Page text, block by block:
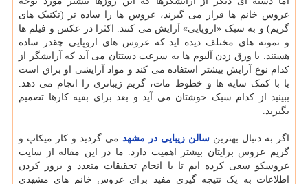
عروس خانم ها قرار می گیرند، عروس ها را ساده تر (تکنیک های
گریم) و به سبک «اروپایی» آرایش می کنند. اکثرا در عکس و فیلم ها
و نمونه های مختلف دیده اید که عروس های اروپایی چقدر ساده
هستند. با ورق زدن آلبوم ها به سرعت دستتان می آید که آرایشگر از
کدام نوع آرایش بیشتر استفاده می کند و مواد آرایشی او براق است
یا با کمک سایه ها و خطوط مات، گریم زیباتری را انجام می دهد.
ببینید از کدام سبک خوشتان می آید و بعد برای بقیه کارها تصمیم
بگیرید.
اگر به دنبال بهترین سالن زیبایی در مشهد می گردید و کار میکاپ و
گریم عروس برایتان بیشتر اهمیت دارد. ما در این مقاله از سایت
عروسکو سعی کرده ایم تا با انجام تحقیقات متعدد و بروز کردن
اطلاعات به یک نتیجه گیری مفید برای عروس خانم های مشهدی